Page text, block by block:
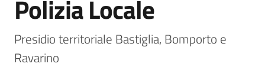
Servizi
Vivere
Bomporto
Polizia Locale
Presidio territoriale Bastiglia, Bomporto e
Ravarino